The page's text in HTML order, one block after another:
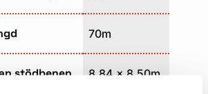
70m
stödbenen 8,84 x 8,50m